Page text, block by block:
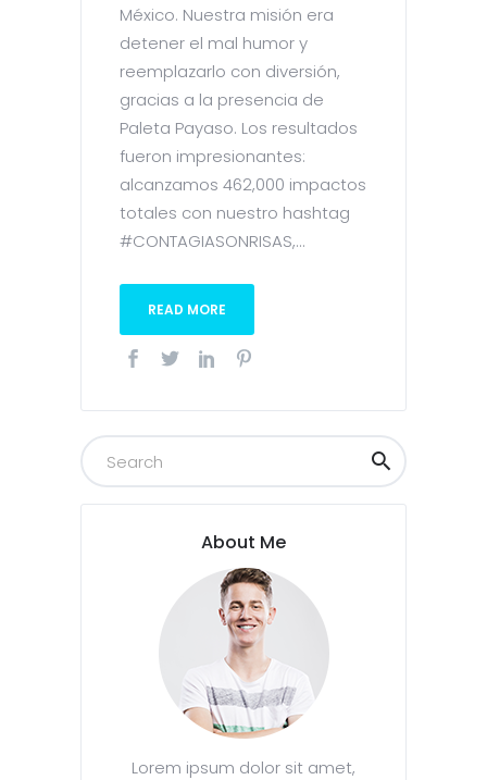
México. Nuestra misión era
detener el mal humor y
reemplazarlo con diversión,
gracias a la presencia de
Paleta Payaso. Los resultados
fueron impresionantes:
alcanzamos 462,000 impactos
totales con nuestro hashtag
#CONTAGIASONRISAS,...
READ MORE
About Me
Lorem ipsum dolor sit amet,